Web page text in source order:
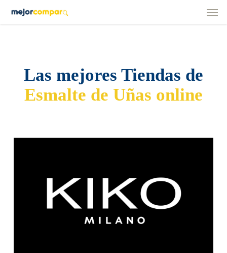
Menu
Las mejores Tiendas de
Esmalte de Uñas online